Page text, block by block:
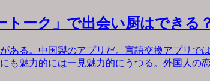
トーク」で出会い厨はできる
ある。中国製のアプリだ。言語交換アプリで
も魅力的には一見魅力的にうつる。外国人の